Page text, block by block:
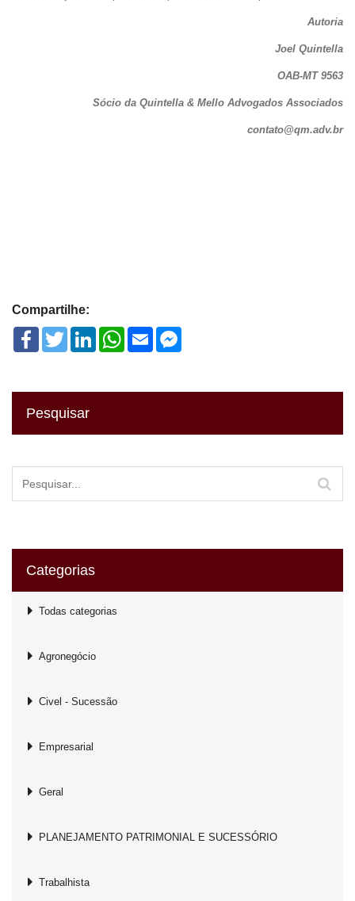
Autoria
Joel Quintella
OAB-MT 9563
Sócio da Quintella & Mello Advogados Associados
contato@qm.adv.br
Compartilhe:
FacebookTwitter LinkedInWhatsApp
Email
Pesquisar
Categorias
Todas categorias
Agronegócio
Civel - Sucessão
Empresarial
Geral
PLANEJAMENTO PATRIMONIAL E SUCESSÓRIO
Trabalhista